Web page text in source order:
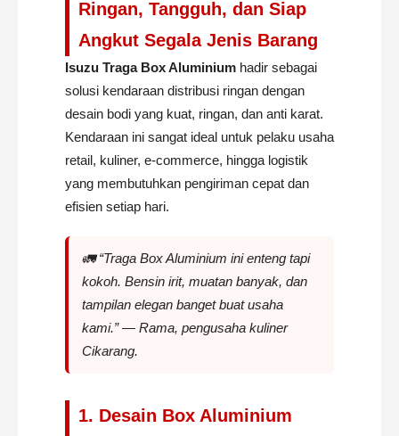
Ringan, Tangguh, dan Siap
Angkut Segala Jenis Barang
Isuzu Traga Box Aluminium hadir sebagai
solusi kendaraan distribusi ringan dengan
desain bodi yang kuat, ringan, dan anti karat.
Kendaraan ini sangat ideal untuk pelaku usaha
retail, kuliner, e-commerce, hingga logistik
yang membutuhkan pengiriman cepat dan
efisien setiap hari.
🚛 “Traga Box Aluminium ini enteng tapi
kokoh. Bensin irit, muatan banyak, dan
tampilan elegan banget buat usaha
kami.” — Rama, pengusaha kuliner
Cikarang.
1. Desain Box Aluminium